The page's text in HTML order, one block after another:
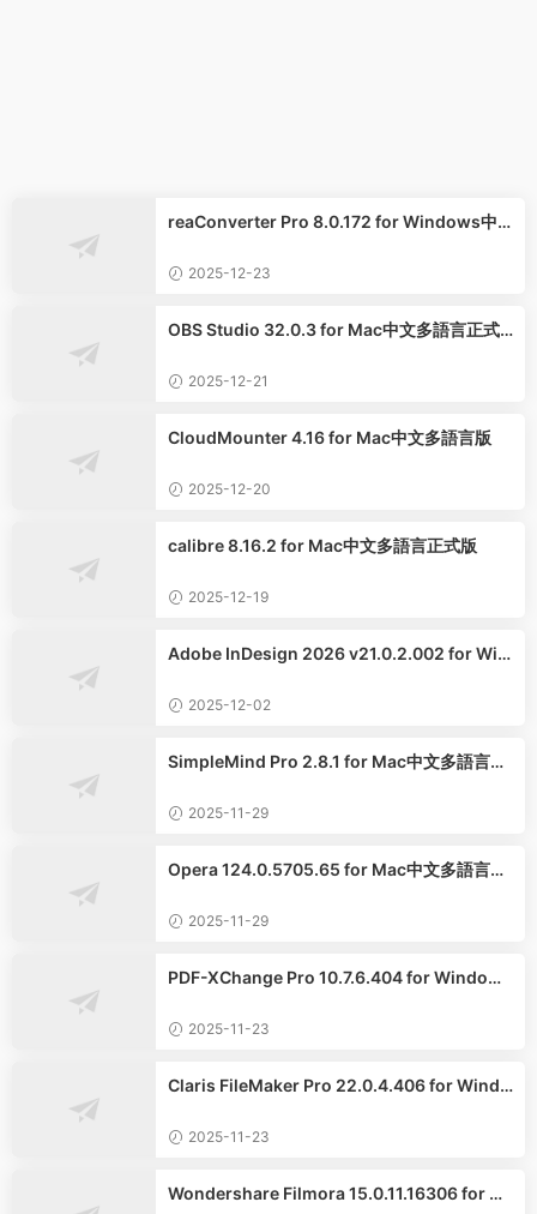
reaConverter Pro 8.0.172 for Windows中
2025-12-23
OBS Studio 32.0.3 for Mac中文多語言正式
2025-12-21
CloudMounter 4.16 for Mac中文多語言版
2025-12-20
calibre 8.16.2 for Mac中文多語言正式版
2025-12-19
Adobe InDesign 2026 v21.0.2.002 for Win
2025-12-02
SimpleMind Pro 2.8.1 for Mac中文多語言專
2025-11-29
Opera 124.0.5705.65 for Mac中文多語言正
2025-11-29
PDF-XChange Pro 10.7.6.404 for Windows
2025-11-23
Claris FileMaker Pro 22.0.4.406 for Windo
2025-11-23
Wondershare Filmora 15.0.11.16306 for Wi